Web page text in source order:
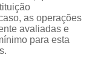
as operações
avaliadas e
para esta